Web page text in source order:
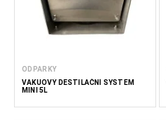
ODPARKY
VAKUOVÝ DESTILAČNÍ SYSTÉM
MINI 5L